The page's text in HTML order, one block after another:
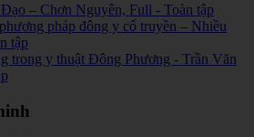
– Chơn Nguyên, Full - Toàn tập
pháp đông y cổ truyền – Nhiều
tập
trong y thuật Đông Phương - Trần Văn